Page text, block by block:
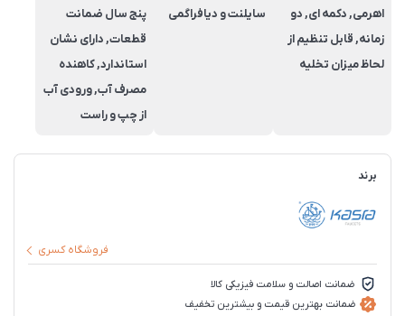
اهرمی, دکمه ای, دو
زمانه, قابل تنظیم از
لحاظ میزان تخلیه
سایلنت و دیافراگمی
پنج سال ضمانت
قطعات, دارای نشان
استاندارد, کاهنده
مصرف آب, ورودی آب
از چپ و راست
برند
فروشگاه کسری
ضمانت اصالت و سلامت فیزیکی کالا
ضمانت بهترین قیمت و بیشترین تخفیف